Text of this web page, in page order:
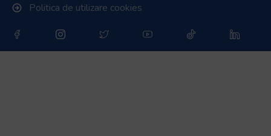
Politica de utilizare cookies